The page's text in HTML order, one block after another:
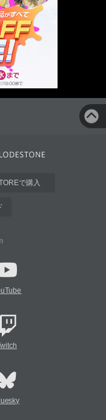
で購入